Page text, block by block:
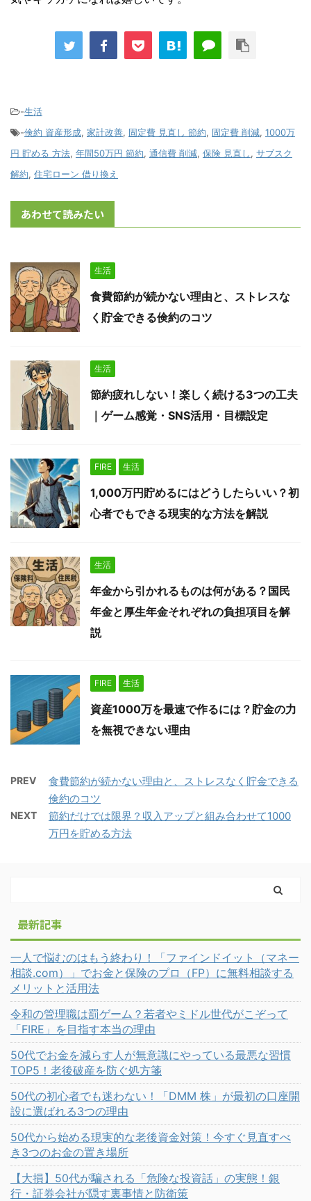
-生活
-倹約 資産形成, 家計改善, 固定費 見直し 節約, 固定費 削減, 1000万
円 貯める 方法, 年間50万円 節約, 通信費 削減, 保険 見直し, サブスク
解約, 住宅ローン 借り換え
あわせて読みたい
生活
食費節約が続かない理由と、ストレスな
く貯金できる倹約のコツ
生活
節約疲れしない！楽しく続ける3つの工夫
｜ゲーム感覚・SNS活用・目標設定
FIRE 生活
1,000万円貯めるにはどうしたらいい？初
心者でもできる現実的な方法を解説
生活
年金から引かれるものは何がある？国民
年金と厚生年金それぞれの負担項目を解
説
FIRE 生活
資産1000万を最速で作るには？貯金の力
を無視できない理由
PREV
食費節約が続かない理由と、ストレスなく貯金できる
倹約のコツ
NEXT
節約だけでは限界？収入アップと組み合わせて1000
万円を貯める方法
最新記事
一人で悩むのはもう終わり！「ファインドイット（マネー
相談.com）」でお金と保険のプロ（FP）に無料相談する
メリットと活用法
令和の管理職は罰ゲーム？若者やミドル世代がこぞって
「FIRE」を目指す本当の理由
50代でお金を減らす人が無意識にやっている最悪な習慣
TOP5！老後破産を防ぐ処方箋
50代の初心者でも迷わない！「DMM 株」が最初の口座開
設に選ばれる3つの理由
50代から始める現実的な老後資金対策！今すぐ見直すべ
き3つのお金の置き場所
【大損】50代が騙される「危険な投資話」の実態！銀
行・証券会社が隠す裏事情と防衛策